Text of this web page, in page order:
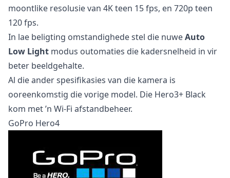
moontlike resolusie van 4K teen 15 fps, en 720p teen
120 fps.
In lae beligting omstandighede stel die nuweAuto
Low Light modus outomaties die kadersnelheid in vir
beter beeldgehalte.
Al die ander spesifikasies van die kamera is
ooreenkomstig die vorige model. Die Hero3+ Black
kom met ’n Wi-Fi afstandbeheer.
GoPro Hero4